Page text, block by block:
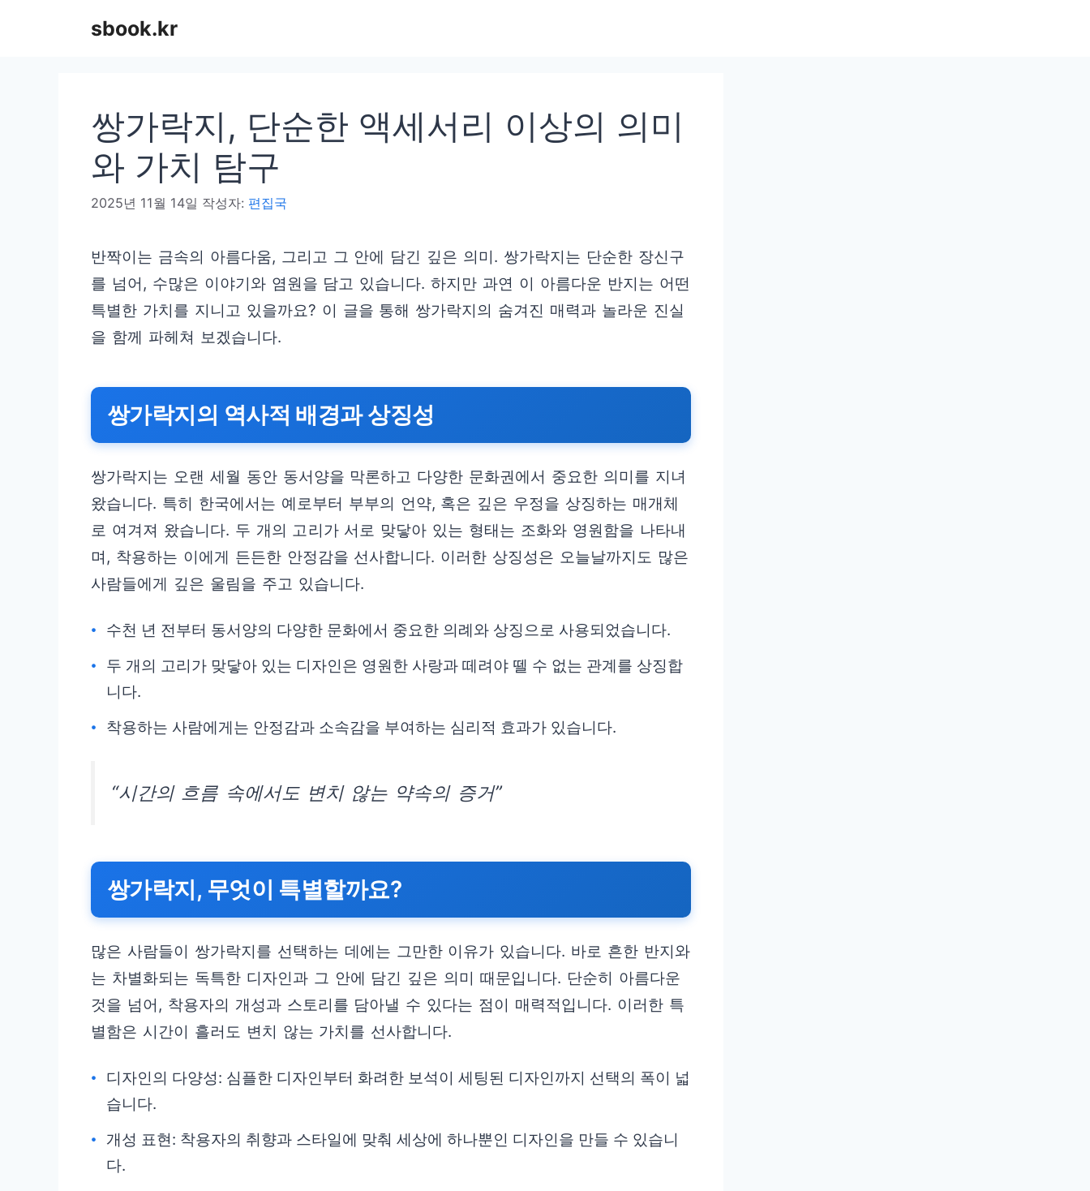
sbook.kr
쌍가락지, 단순한 액세서리 이상의 의미
와 가치 탐구
2025년 11월 14일 작성자: 편집국
반짝이는 금속의 아름다움, 그리고 그 안에 담긴 깊은 의미. 쌍가락지는 단순한 장신구
를 넘어, 수많은 이야기와 염원을 담고 있습니다. 하지만 과연 이 아름다운 반지는 어떤
특별한 가치를 지니고 있을까요? 이 글을 통해 쌍가락지의 숨겨진 매력과 놀라운 진실
을 함께 파헤쳐 보겠습니다.
쌍가락지의 역사적 배경과 상징성
쌍가락지는 오랜 세월 동안 동서양을 막론하고 다양한 문화권에서 중요한 의미를 지녀
왔습니다. 특히 한국에서는 예로부터 부부의 언약, 혹은 깊은 우정을 상징하는 매개체
로 여겨져 왔습니다. 두 개의 고리가 서로 맞닿아 있는 형태는 조화와 영원함을 나타내
며, 착용하는 이에게 든든한 안정감을 선사합니다. 이러한 상징성은 오늘날까지도 많은
사람들에게 깊은 울림을 주고 있습니다.
수천 년 전부터 동서양의 다양한 문화에서 중요한 의례와 상징으로 사용되었습니다.
두 개의 고리가 맞닿아 있는 디자인은 영원한 사랑과 떼려야 뗄 수 없는 관계를 상징합
니다.
착용하는 사람에게는 안정감과 소속감을 부여하는 심리적 효과가 있습니다.
“시간의 흐름 속에서도 변치 않는 약속의 증거”
쌍가락지, 무엇이 특별할까요?
많은 사람들이 쌍가락지를 선택하는 데에는 그만한 이유가 있습니다. 바로 흔한 반지와
는 차별화되는 독특한 디자인과 그 안에 담긴 깊은 의미 때문입니다. 단순히 아름다운
것을 넘어, 착용자의 개성과 스토리를 담아낼 수 있다는 점이 매력적입니다. 이러한 특
별함은 시간이 흘러도 변치 않는 가치를 선사합니다.
디자인의 다양성: 심플한 디자인부터 화려한 보석이 세팅된 디자인까지 선택의 폭이 넓
습니다.
개성 표현: 착용자의 취향과 스타일에 맞춰 세상에 하나뿐인 디자인을 만들 수 있습니
다.